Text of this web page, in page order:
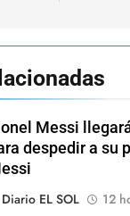
Messi
despedir a su
Diario EL SOL
12